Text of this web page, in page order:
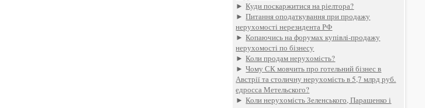
►Куди поскаржитися на ріелтора?
►Питання оподаткування при продажу
нерухомості нерезидента РФ
►Копаючись на форумах купівлі-продажу
нерухомості по бізнесу
►Коли продам нерухомість?
►Чому СК мовчить про готельний бізнес в
Австрії та столичну нерухомість в 5,7 млрд руб.
едросса Метельского?
►Коли нерухомість Зеленського, Парашенко і